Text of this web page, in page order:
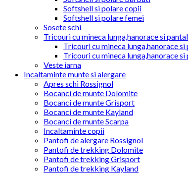
Softshell si polare copii
Softshell si polare femei
Sosete schi
Tricouri cu mineca lunga,hanorace si
Tricouri cu mineca lunga,hanorace
Tricouri cu mineca lunga,hanorace
Veste iarna
Incaltaminte munte si alergare
Apres schi Rossignol
Bocanci de munte Dolomite
Bocanci de munte Grisport
Bocanci de munte Kayland
Bocanci de munte Scarpa
Incaltaminte copii
Pantofi de alergare Rossignol
Pantofi de trekking Dolomite
Pantofi de trekking Grisport
Pantofi de trekking Kayland